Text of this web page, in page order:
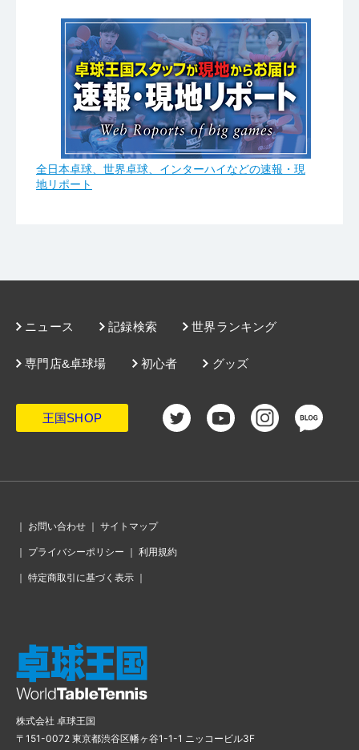
全日本卓球、世界卓球、インターハイなどの速報・現
地リポート
ニュース 記録検索 世界ランキング
グッズ
専門店&卓球場 初心者
王国SHOP
｜ お問い合わせ ｜ サイトマップ
｜ プライバシーポリシー ｜ 利用規約
｜ 特定商取引に基づく表示 ｜
株式会社 卓球王国
〒151-0072 東京都渋谷区幡ヶ谷1-1-1 ニッコービル3F